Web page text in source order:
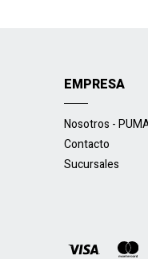
EMPRESA
Nosotros -
Contacto
Sucursales